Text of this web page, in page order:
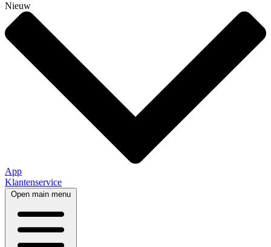
Nieuw
App
Klantenservice
Open main menu